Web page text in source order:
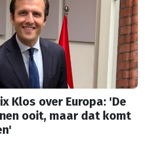
Klos over Europa: 'De
ooit, maar dat komt